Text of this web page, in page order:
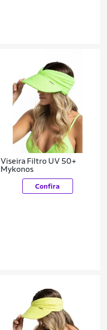
Viseira Filtro UV 50+
Mykonos
Confira